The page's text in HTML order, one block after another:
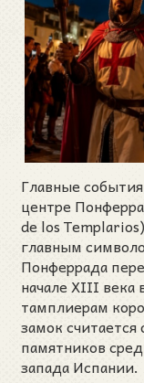
Главные
центре
de los
главным
Понферрада
начале XIII века
тамплиерам
замок
памятников
запада Испании.